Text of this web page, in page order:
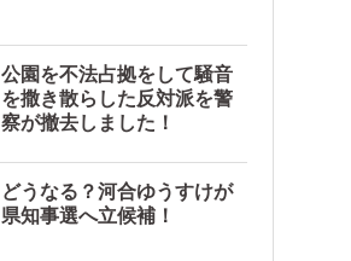
公園を不法占拠をして騒音
を撒き散らした反対派を警
察が撤去しました！
どうなる？河合ゆうすけが
県知事選へ立候補！